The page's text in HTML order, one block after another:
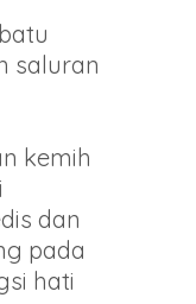
saluran
kemih
dan
pada
hati